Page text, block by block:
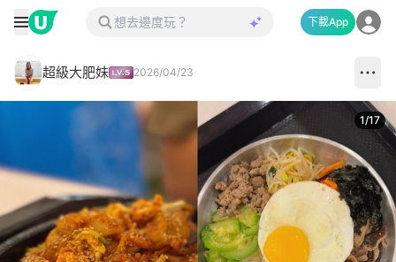
下載App
超級大肥妹 2026/04/23
1/17